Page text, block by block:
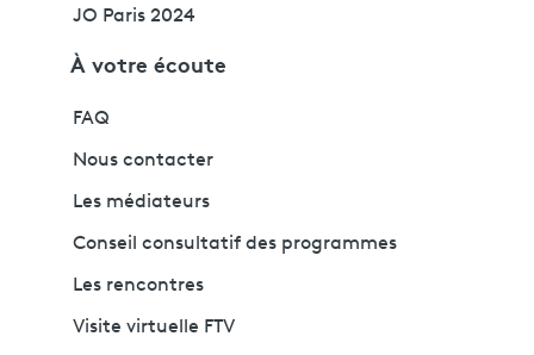
JO Paris 2024
À votre écoute
FAQ
Nous contacter
Les médiateurs
Conseil consultatif des programmes
Les rencontres
Visite virtuelle FTV